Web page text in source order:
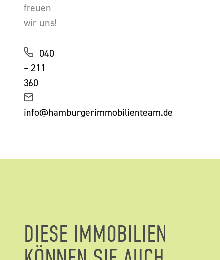
freuen
wir uns!
040
– 211
360
info@hamburgerimmobilienteam.de
DIESE IMMOBILIEN